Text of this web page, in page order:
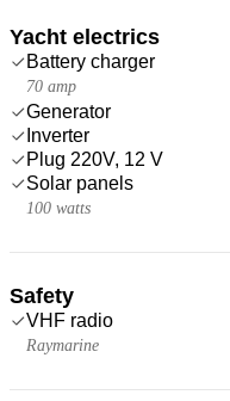
Yacht electrics
Battery charger
70 amp
Generator
Inverter
Plug 220V, 12 V
Solar panels
100 watts
Safety
VHF radio
Raymarine